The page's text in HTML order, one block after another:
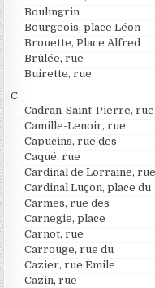
Boulingrin
Bourgeois, place Léon
Brouette, Place Alfred
Brûlée, rue
Buirette, rue
C
Cadran-Saint-Pierre, rue
Camille-Lenoir, rue
Capucins, rue des
Caqué, rue
Cardinal de Lorraine,
Cardinal Luçon, place du
Carmes, rue des
Carnegie, place
Carnot, rue
Carrouge, rue du
Cazier, rue Emile
Cazin, rue